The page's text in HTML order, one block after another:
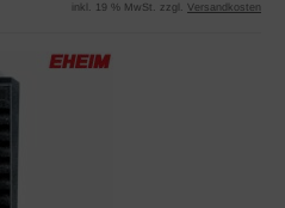
inkl. 19 % MwSt. zzgl. Versandkosten